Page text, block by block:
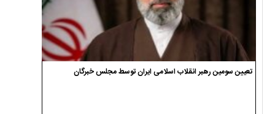
تعیین سومین رهبر انقلاب اسلامی ایران توسط مجلس خبرگان